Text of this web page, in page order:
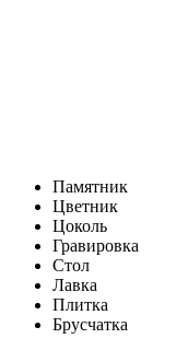
Памятник
Цветник
Цоколь
Гравировка
Стол
Лавка
Плитка
Брусчатка